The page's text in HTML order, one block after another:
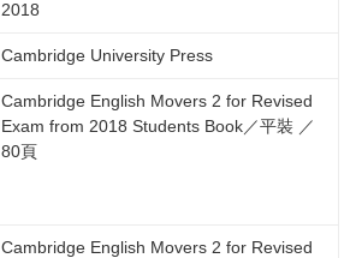
2018
Cambridge University Press
Cambridge English Movers 2 for Revised
Exam from 2018 Students Book／平裝 ／
80頁
Cambridge English Movers 2 for Revised